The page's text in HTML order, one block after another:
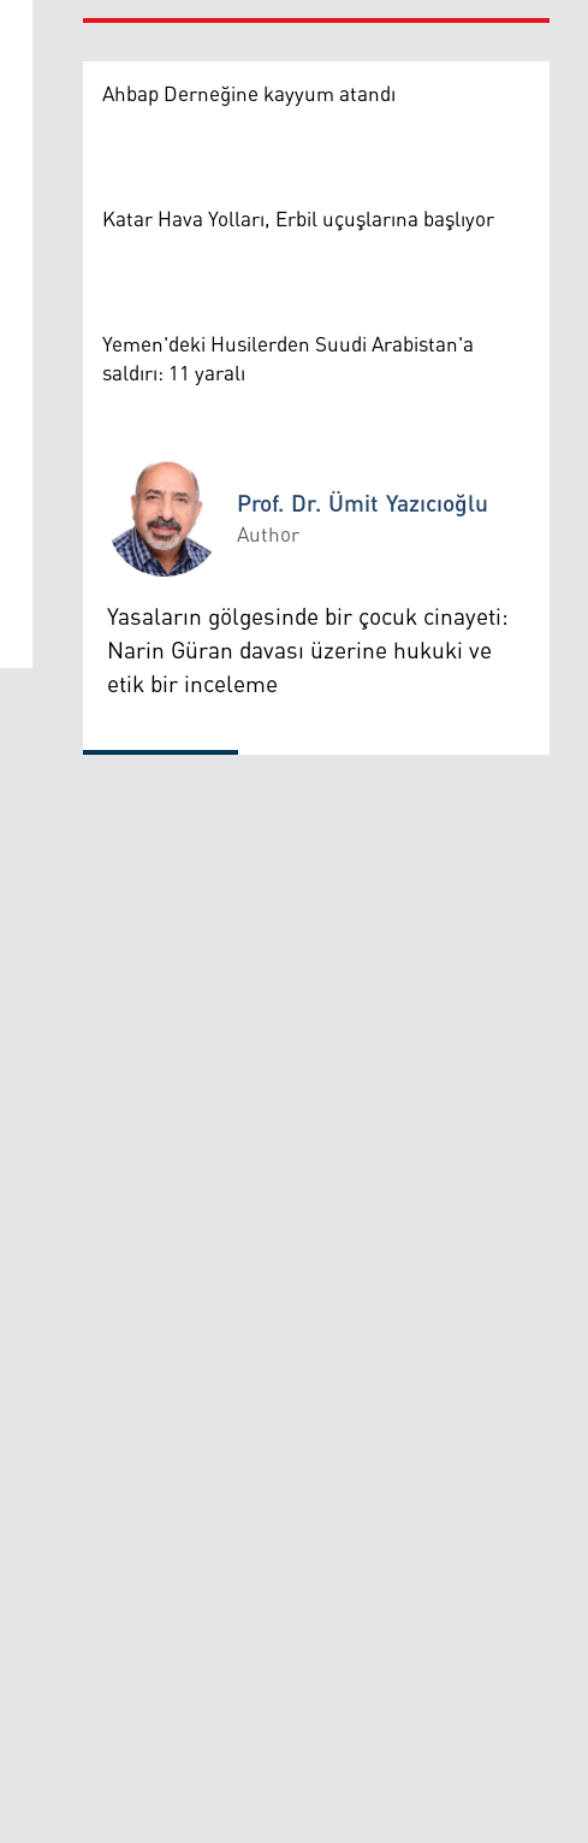
Ahbap Derneğine kayyum atandı
Katar Hava Yolları, Erbil uçuşlarına başlıyor
Yemen'deki Husilerden Suudi Arabistan'a
saldırı: 11 yaralı
Prof. Dr. Ümit Yazıcıoğlu
Prof. Dr. Ümit Yazıcıoğlu
Author
Yasaların gölgesinde bir çocuk cinayeti:
Narin Güran davası üzerine hukuki ve
etik bir inceleme